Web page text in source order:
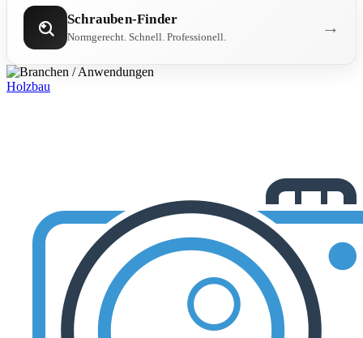
Schrauben-Finder
Normgerecht. Schnell. Professionell. →
Holzbau